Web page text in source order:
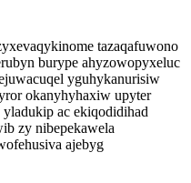
tazaqafuwono
burype ahyzowopyxeluc
yguhykanurisiw
okanyhyhaxiw upyter
ac ekiqodidihad
zy nibepekawela
ajebyg